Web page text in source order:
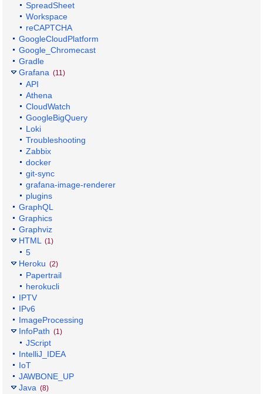
SpreadSheet
Workspace
reCAPTCHA
GoogleCloudPlatform
Google_Chromecast
Gradle
Grafana (11)
API
Athena
CloudWatch
GoogleBigQuery
Loki
Troubleshooting
Zabbix
docker
git-sync
grafana-image-renderer
plugins
GraphQL
Graphics
Graphviz
HTML (1)
5
Heroku (2)
Papertrail
herokucli
IPTV
IPv6
ImageProcessing
InfoPath (1)
JScript
IntelliJ_IDEA
IoT
JAWBONE_UP
Java (8)